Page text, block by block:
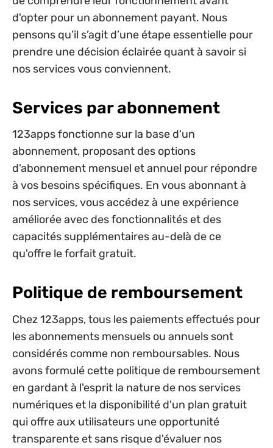
d'opter pour un abonnement payant. Nous
pensons qu’il s’agit d’une étape essentielle pour
prendre une décision éclairée quant à savoir si
nos services vous conviennent.
Services par abonnement
123apps fonctionne sur la base d'un
abonnement, proposant des options
d'abonnement mensuel et annuel pour répondre
à vos besoins spécifiques. En vous abonnant à
nos services, vous accédez à une expérience
améliorée avec des fonctionnalités et des
capacités supplémentaires au-delà de ce
qu'offre le forfait gratuit.
Politique de remboursement
Chez 123apps, tous les paiements effectués pour
les abonnements mensuels ou annuels sont
considérés comme non remboursables. Nous
avons formulé cette politique de remboursement
en gardant à l'esprit la nature de nos services
numériques et la disponibilité d'un plan gratuit
qui offre aux utilisateurs une opportunité
transparente et sans risque d'évaluer nos